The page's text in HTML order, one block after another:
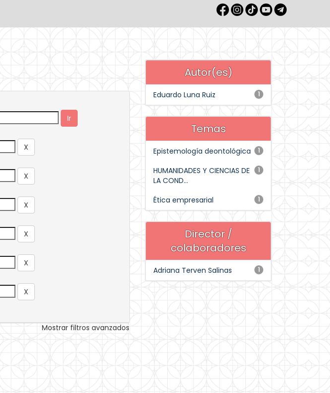
Mostrar filtros avanzados
Autor(es)
1
Eduardo Luna Ruiz
Temas
1
Epistemología deontológica
1
HUMANIDADES Y CIENCIAS DE
LA COND...
1
Ética empresarial
Director /
colaboradores
1
Adriana Terven Salinas